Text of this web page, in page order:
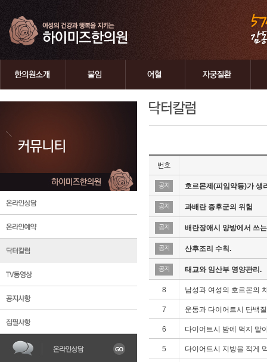
한의원소개 자궁질환 조기
번호
공지 호르몬제(피임약등)가 생
공지 과배란 증후군의 위험
공지 배란장애시 양방에서 쓰
공지 산후조리 수칙.
공지 태교와 임산부 영양관리.
8 남성과 여성의 호르몬의
7 운동과 다이어트시 단백
6 다이어트시 밤에 먹지 말
5 다이어트시 지방을 적게